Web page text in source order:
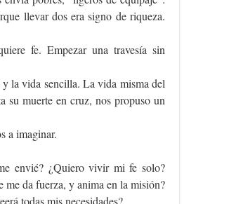
llevar dos era signo de riqueza.
fe. Empezar una travesía sin
la vida sencilla. La vida misma del
su muerte en cruz, nos propuso un
a imaginar.
envié? ¿Quiero vivir mi fe solo?
me da fuerza, y anima en la misión?
todas mis necesidades?